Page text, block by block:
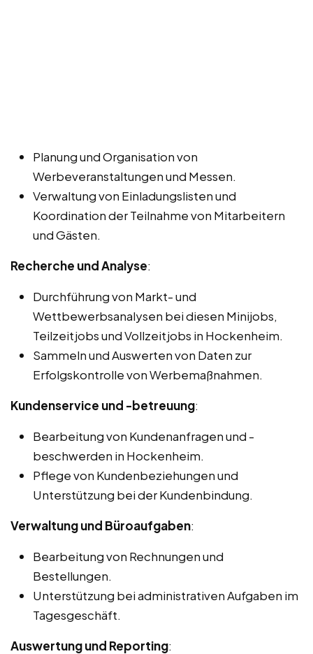
Planung und Organisation von
Werbeveranstaltungen und Messen.
Verwaltung von Einladungslisten und
Koordination der Teilnahme von Mitarbeitern
und Gästen.
Recherche und Analyse:
Durchführung von Markt- und
Wettbewerbsanalysen bei diesen Minijobs,
Teilzeitjobs und Vollzeitjobs in Hockenheim.
Sammeln und Auswerten von Daten zur
Erfolgskontrolle von Werbemaßnahmen.
Kundenservice und -betreuung:
Bearbeitung von Kundenanfragen und -
beschwerden in Hockenheim.
Pflege von Kundenbeziehungen und
Unterstützung bei der Kundenbindung.
Verwaltung und Büroaufgaben:
Bearbeitung von Rechnungen und
Bestellungen.
Unterstützung bei administrativen Aufgaben im
Tagesgeschäft.
Auswertung und Reporting: